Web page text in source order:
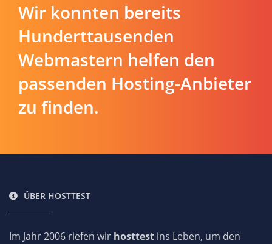
Wir konnten bereits
Hunderttausenden
Webmastern helfen den
passenden Hosting-Anbieter
zu finden.
ÜBER HOSTTEST
Im Jahr 2006 riefen wir hosttest ins Leben, um den